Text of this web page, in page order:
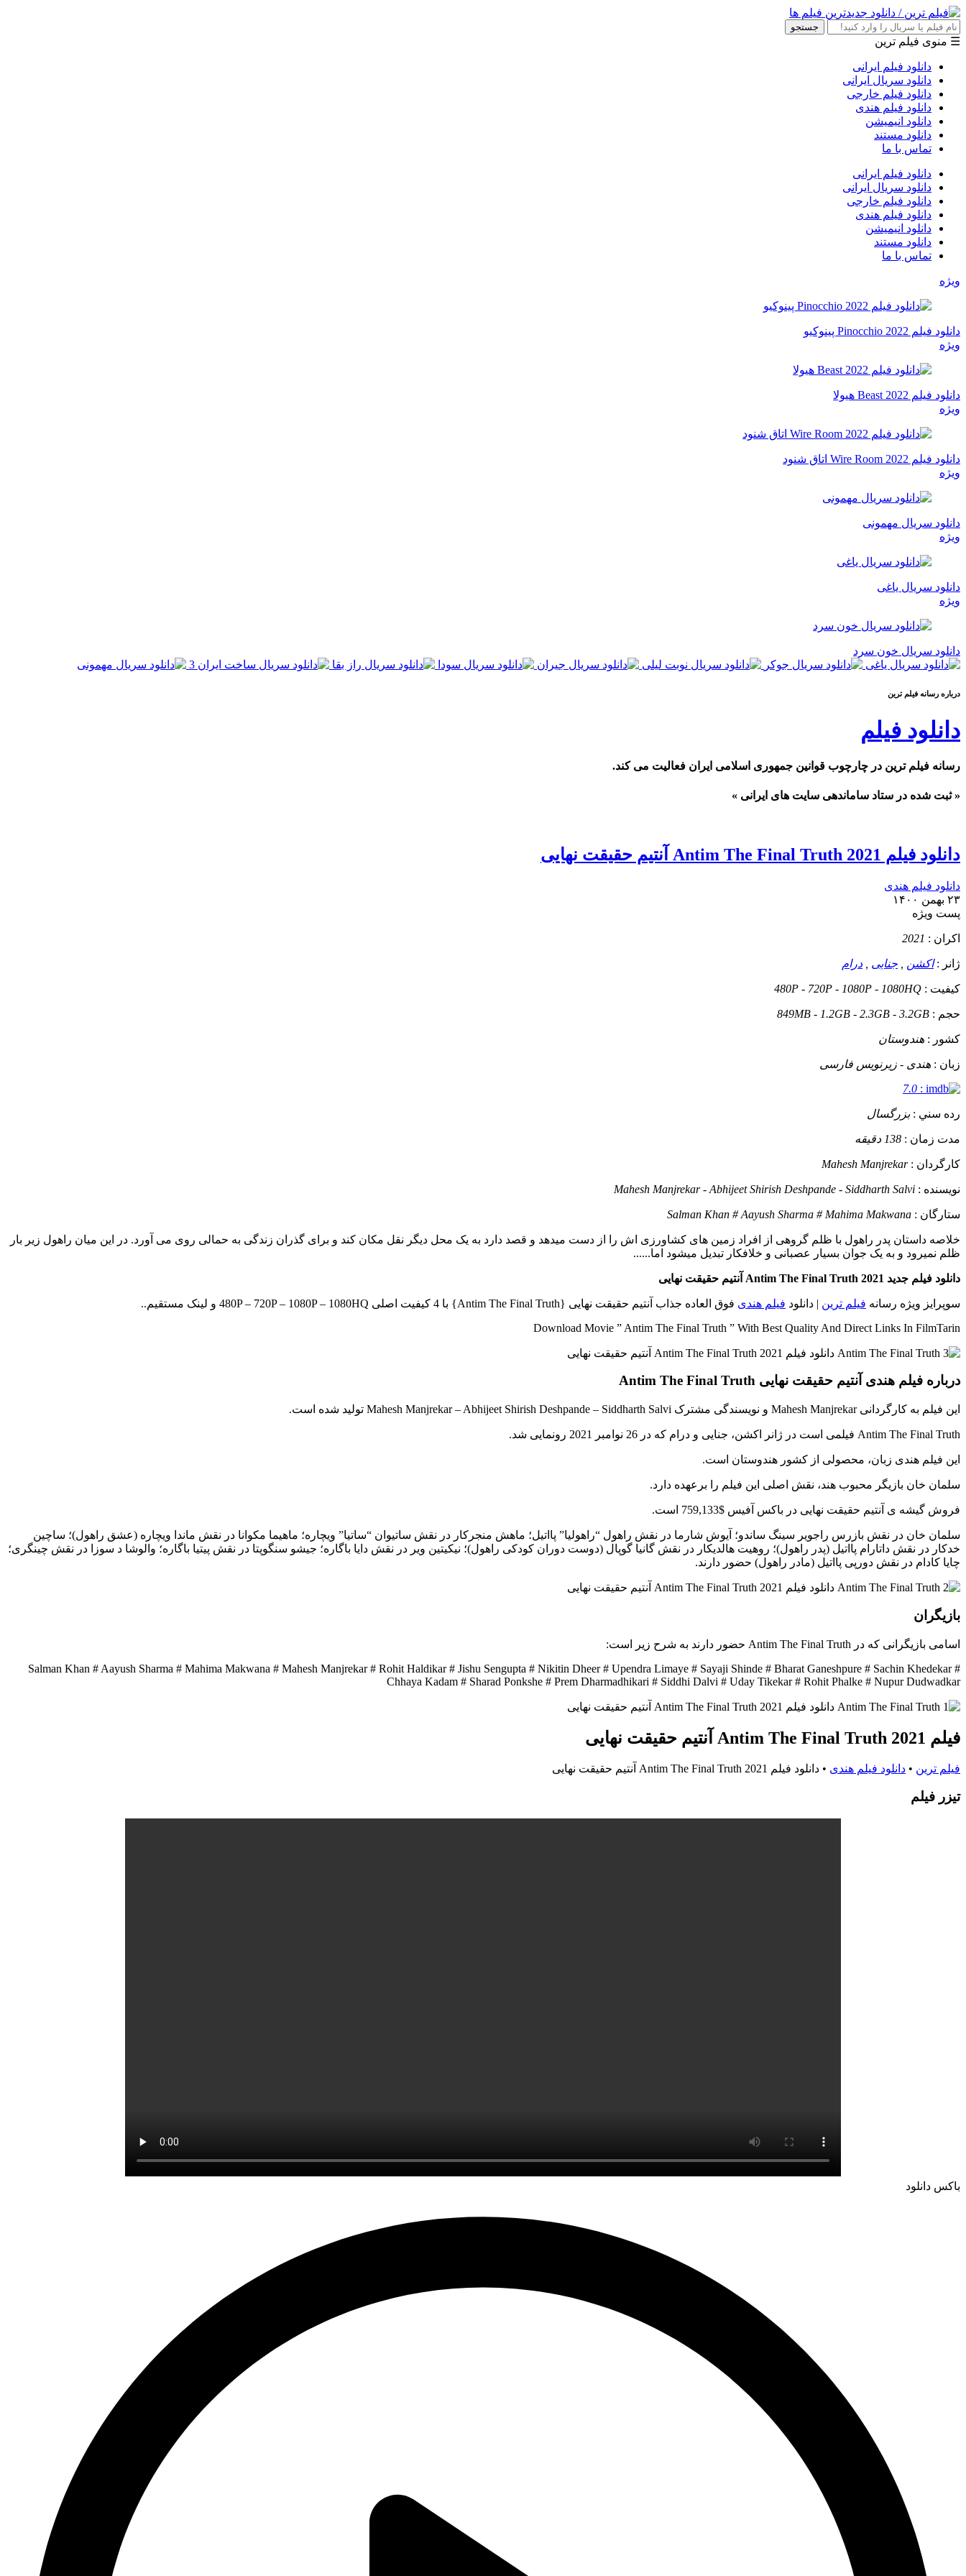
جستجو
☰ منوی فیلم ترین
دانلود فیلم ایرانی
دانلود سریال ایرانی
دانلود فیلم خارجی
دانلود فیلم هندی
دانلود انیمیشن
دانلود مستند
تماس با ما
دانلود فیلم ایرانی
دانلود سریال ایرانی
دانلود فیلم خارجی
دانلود فیلم هندی
دانلود انیمیشن
دانلود مستند
تماس با ما
ویژه
دانلود فیلم Pinocchio 2022 پینوکیو
ویژه
دانلود فیلم Beast 2022 هیولا
ویژه
دانلود فیلم Wire Room 2022 اتاق شنود
ویژه
دانلود سریال مهمونی
ویژه
دانلود سریال یاغی
ویژه
دانلود سریال خون سرد
درباره رسانه فيلم ترين
دانلود فیلم
رسانه فیلم ترین در چارچوب قوانین جمهوری اسلامی ایران فعالیت می کند.
« ثبت شده در ستاد ساماندهی سایت های ایرانی »
دانلود فیلم Antim The Final Truth 2021 آنتیم حقیقت نهایی
دانلود فیلم هندی
۲۳ بهمن ۱۴۰۰
پست ويژه
اکران : 2021
ژانر :اکشن جنایی درام
کيفيت : 480P - 720P - 1080P - 1080HQ
حجم : 849MB - 1.2GB - 2.3GB - 3.2GB
کشور : هندوستان
زبان : هندی - زیرنویس فارسی
:
7.0
رده سني :بزرگسال
مدت زمان : 138 دقیقه
کارگردان :Mahesh Manjrekar
نويسنده : Mahesh Manjrekar - Abhijeet Shirish Deshpande - Siddharth Salvi
ستارگان : Salman Khan # Aayush Sharma # Mahima Makwana
خلاصه داستان پدر راهول با ظلم گروهی از افراد زمین های کشاورزی اش را از دست میدهد و قصد دارد به یک محل دیگر نقل مکان کند و برای گذران زندگی به حمالی روی می آورد. در این میان راهول زیر بار
ظلم نمیرود و به یک جوان بسیار عصبانی و خلافکار تبدیل میشود اما......
دانلود فیلم جدید Antim The Final Truth 2021 آنتیم حقیقت نهایی
سوپرایز ویژه رسانه فیلم ترین | دانلود فیلم هندی فوق العاده جذاب آنتیم حقیقت نهایی {Antim The Final Truth} با 4 کیفیت اصلی 480P – 720P – 1080P – 1080HQ و لینک مستقیم..
Download Movie ” Antim The Final Truth ” With Best Quality And Direct Links In FilmTarin
درباره فیلم هندی آنتیم حقیقت نهایی Antim The Final Truth
این فیلم به کارگردانی Mahesh Manjrekar و نویسندگی مشترک Mahesh Manjrekar – Abhijeet Shirish Deshpande – Siddharth Salvi تولید شده است.
Antim The Final Truth فیلمی است در ژانر اکشن، جنایی و درام که در 26 نوامبر 2021 رونمایی شد.
این فیلم هندی زبان، محصولی از کشور هندوستان است.
سلمان خان بازیگر محبوب هند، نقش اصلی این فیلم را برعهده دارد.
فروش گیشه ی آنتیم حقیقت نهایی در باکس آفیس $759,133 است.
سلمان خان در نقش بازرس راجویر سینگ ساندو؛ آیوش شارما در نقش راهول “راهولیا” پااتیل؛ ماهش منجرکار در نقش ساتیوان “ساتیا” ویچاره؛ ماهیما مکوانا در نقش ماندا ویچاره (عشق راهول)؛ ساچین
خدکار در نقش داتارام پااتیل (پدر راهول)؛ روهیت هالدیکار در نقش گانیا گوپال (دوست دوران کودکی راهول)؛ نیکیتین ویر در نقش دایا باگاره؛ جیشو سنگوپتا در نقش پیتیا باگاره؛ والوشا د سوزا در نقش چینگری؛
چایا کادام در نقش دورپی پااتیل (مادر راهول) حضور دارند.
بازیگران
اسامی بازیگرانی که در Antim The Final Truth حضور دارند به شرح زیر است:
Salman Khan # Aayush Sharma # Mahima Makwana # Mahesh Manjrekar # Rohit Haldikar # Jishu Sengupta # Nikitin Dheer # Upendra Limaye # Sayaji Shinde # Bharat Ganeshpure # Sachin Khedekar #
Chhaya Kadam # Sharad Ponkshe # Prem Dharmadhikari # Siddhi Dalvi # Uday Tikekar # Rohit Phalke # Nupur Dudwadkar
فیلم Antim The Final Truth 2021 آنتیم حقیقت نهایی
فیلم ترین • دانلود فیلم هندی • دانلود فیلم Antim The Final Truth 2021 آنتیم حقیقت نهایی
تيزر فيلم
باکس دانلود